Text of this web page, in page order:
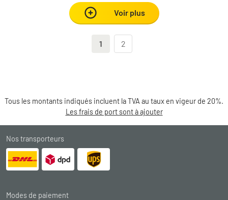
Voir plus
1 2
Tous les montants indiqués incluent la TVA au taux en vigeur de 20%.
Les frais de port sont à ajouter
Nos transporteurs
Modes de paiement